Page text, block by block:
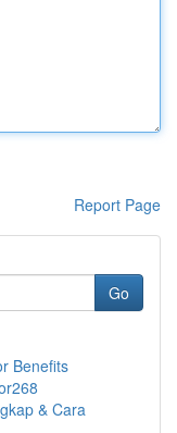
Report Page
Go
Benefits
& Cara